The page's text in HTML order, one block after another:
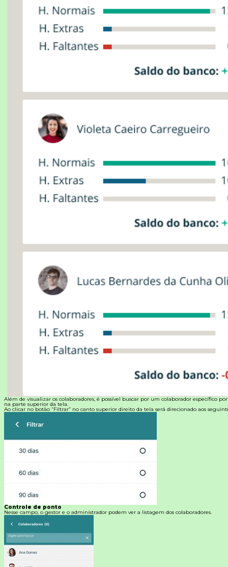
Além de visualizar os colaboradores, é possível buscar por um colaborador específico
na parte superior da tela.
Ao clicar no botão “Filtrar” no canto superior direito da tela será direcionado aos
Controle de ponto
Nesse campo, o gestor e o administrador podem ver a listagem dos colaboradores.